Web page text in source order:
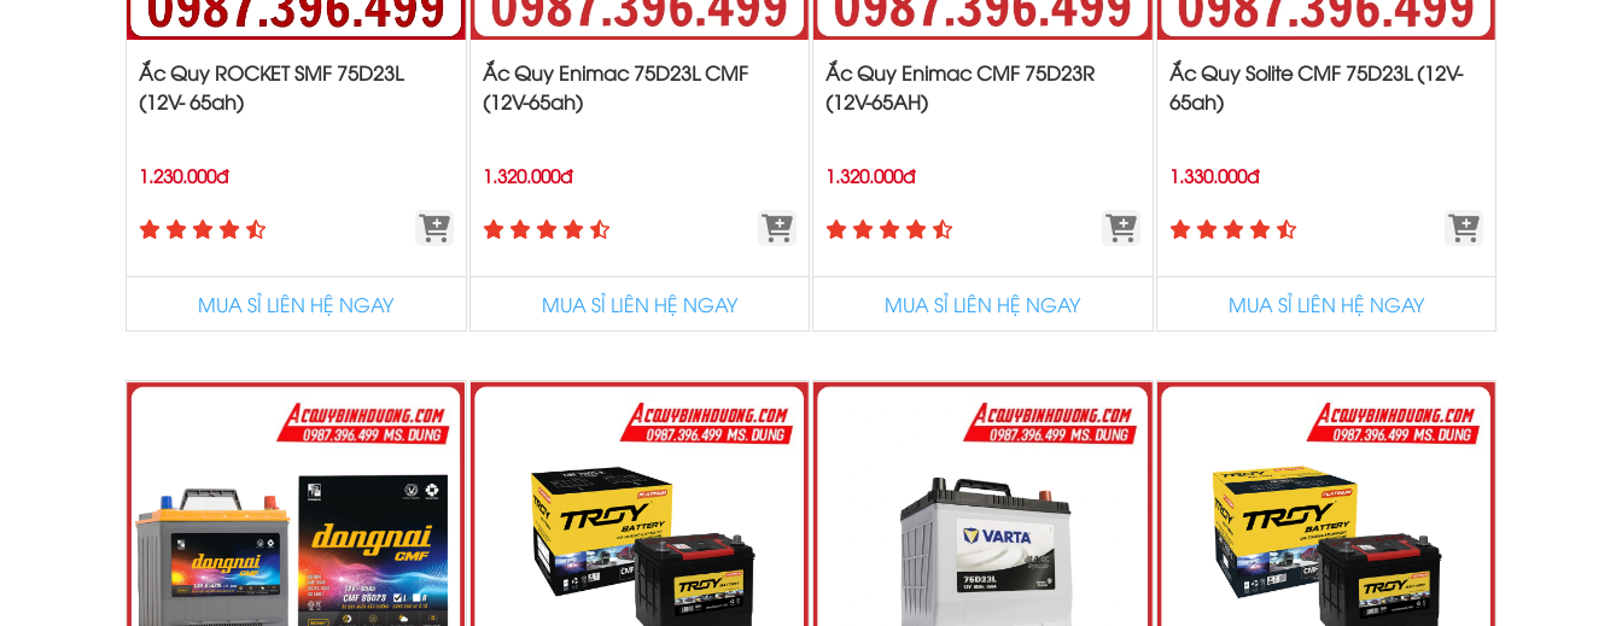
Ắc Quy ROCKET SMF 75D23L
(12V- 65ah)
1.230.000đ
MUA SỈ LIÊN HỆ NGAY
Ắc Quy Enimac 75D23L CMF
(12V-65ah)
1.320.000đ
MUA SỈ LIÊN HỆ NGAY
Ắc Quy Enimac CMF 75D23R
(12V-65AH)
1.320.000đ
MUA SỈ LIÊN HỆ NGAY
Ắc Quy Solite CMF 75D23L (12V-
65ah)
1.330.000đ
MUA SỈ LIÊN HỆ NGAY